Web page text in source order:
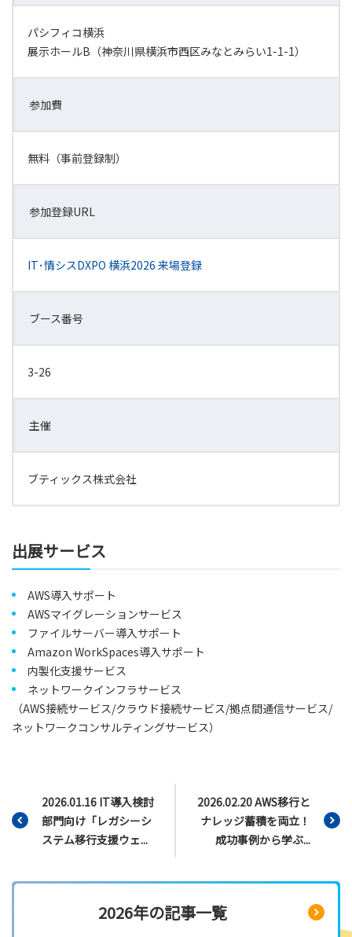
パシフィコ横浜
展示ホールB（神奈川県横浜市西区みなとみらい1-1-1）
参加費
無料（事前登録制）
参加登録URL
IT･情シスDXPO 横浜2026 来場登録
ブース番号
3-26
主催
ブティックス株式会社
出展サービス
AWS導入サポート
AWSマイグレーションサービス
ファイルサーバー導入サポート
Amazon WorkSpaces導入サポート
内製化支援サービス
ネットワークインフラサービス
（AWS接続サービス/クラウド接続サービス/拠点間通信サービス/
ネットワークコンサルティングサービス）
2026.01.16 IT導入検討
部門向け「レガシーシ
ステム移行支援ウェ...
2026.02.20 AWS移行と
ナレッジ蓄積を両立！
成功事例から学ぶ...
2026年の記事一覧